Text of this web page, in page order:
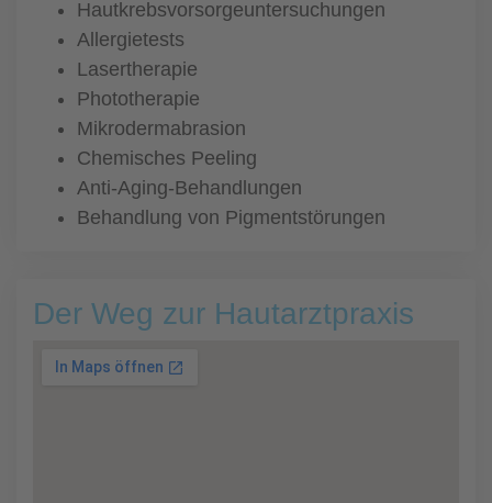
Hautkrebsvorsorgeuntersuchungen
Allergietests
Lasertherapie
Phototherapie
Mikrodermabrasion
Chemisches Peeling
Anti-Aging-Behandlungen
Behandlung von Pigmentstörungen
Der Weg zur Hautarztpraxis